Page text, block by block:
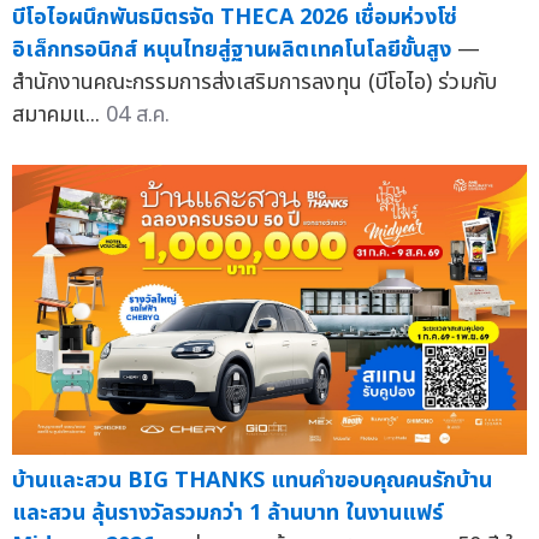
บีโอไอผนึกพันธมิตรจัด THECA 2026 เชื่อมห่วงโซ่
อิเล็กทรอนิกส์ หนุนไทยสู่ฐานผลิตเทคโนโลยีขั้นสูง —
สำนักงานคณะกรรมการส่งเสริมการลงทุน (บีโอไอ) ร่วมกับ
สมาคมแ... 04 ส.ค.
บ้านและสวน BIG THANKS แทนคำขอบคุณคนรักบ้าน
และสวน ลุ้นรางวัลรวมกว่า 1 ล้านบาท ในงานแฟร์